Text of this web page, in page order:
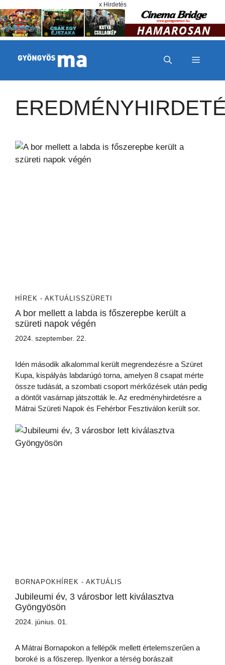
x Hirdetés
MENÜ
HÍREK - AKTUÁLISSZÜRETI
A bor mellett a labda is főszerepbe került a
szüreti napok végén
2024. szeptember. 22.
Idén második alkalommal került megrendezésre a Szüret
Kupa, kispályás labdarúgó torna, amelyen 8 csapat mérte
össze tudását, a szombati csoport mérkőzések után pedig
a döntőt vasárnap játszották le. Az eredményhirdetésre a
Mátrai Szüreti Napok és Fehérbor Fesztiválon került sor.
BORNAPOK HÍREK - AKTUÁLIS
Jubileumi év, 3 városbor lett kiválasztva
Gyöngyösön
2024. június. 01.
A Mátrai Bornapokon a fellépők mellett értelemszerűen a
boroké is a főszerep. Ilyenkor a térség borászait